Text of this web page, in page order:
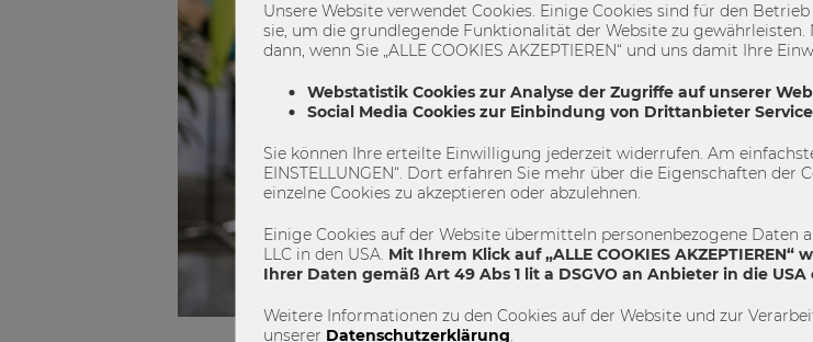
Unsere Website verwendet Cookies. Einige Cookies sind für den
sie, um die grundlegende Funktionalität der Website zu
dann, wenn Sie „ALLE COOKIES AKZEPTIEREN“ und uns damit Ihre
Webstatistik Cookies zur Analyse der Zugriffe auf unserer
Social Media Cookies zur Einbindung von Drittanbieter
Sie können Ihre erteilte Einwilligung jederzeit widerrufen. Am
EINSTELLUNGEN“. Dort erfahren Sie mehr über die Eigenschaften
einzelne Cookies zu akzeptieren oder abzulehnen.
Einige Cookies auf der Website übermitteln personenbezogene Daten
LLC in den USA. Mit Ihrem Klick auf „ALLE COOKIES
Ihrer Daten gemäß Art 49 Abs 1 lit a DSGVO an Anbieter in die USA
Weitere Informationen zu den Cookies auf der Website und zur
unserer Datenschutzerklärung.